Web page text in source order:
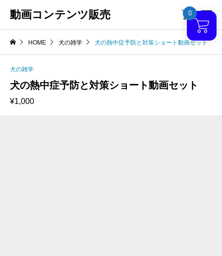
動画コンテンツ販売 
HOME 犬の雑学 犬の熱中症予防と対策ショート動画セット
犬の雑学
犬の熱中症予防と対策ショート動画セット
¥1,000
0